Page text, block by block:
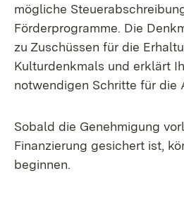
mögliche
Förderprogramme. Die
zu Zuschüssen für die
Kulturdenkmals und erklärt
notwendigen Schritte für die
Sobald die Genehmigung
Finanzierung gesichert ist,
beginnen.